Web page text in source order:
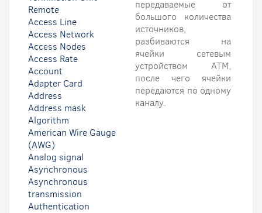
Remote
Access Line
Access Network
Access Nodes
Access Rate
Account
Adapter Card
Address
Address mask
Algorithm
American Wire Gauge
(AWG)
Analog signal
Asynchronous
Asynchronous
transmission
Authentication
передаваемые от
большого количества
источников,
разбиваются на
ячейки сетевым
устройством ATM,
после чего ячейки
передаются по одному
каналу.